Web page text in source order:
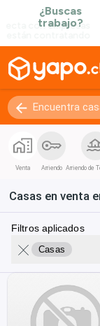
Venta Arriendo Arriendo de
Casas en venta
Filtros aplicados
Casas